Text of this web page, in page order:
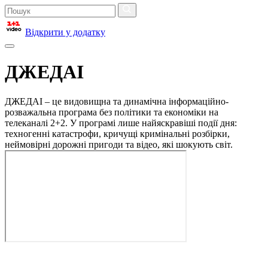
Відкрити у додатку
ДЖЕДАІ
ДЖЕДАІ – це видовищна та динамічна інформаційно-
розважальна програма без політики та економіки на
телеканалі 2+2. У програмі лише найяскравіші події дня:
техногенні катастрофи, кричущі кримінальні розбірки,
неймовірні дорожні пригоди та відео, які шокують світ.